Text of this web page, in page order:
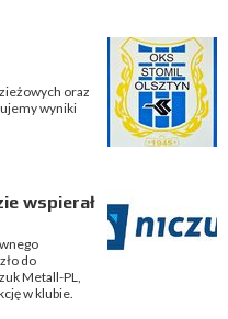
oraz
wyniki
wspierał
do
Metall-PL,
w klubie.